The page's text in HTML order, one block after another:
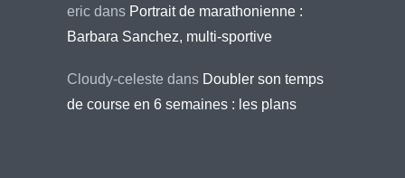
eric dans Portrait de marathonienne :
Barbara Sanchez, multi-sportive
Cloudy-celeste dans Doubler son temps
de course en 6 semaines : les plans